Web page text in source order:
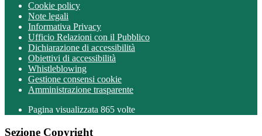
Cookie policy
Note legali
Informativa Privacy
Ufficio Relazioni con il Pubblico
Dichiarazione di accessibilità
Obiettivi di accessibilità
Whistleblowing
Gestione consensi cookie
Amministrazione trasparente
Pagina visualizzata 865 volte
Sezione Copyright